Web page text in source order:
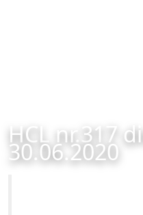
HCL nr.317
30.06.2020